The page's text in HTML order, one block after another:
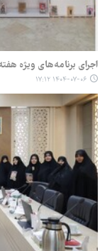
اجرای برنامه‌های ویژه
۱۴۰۴-۰۷-۰۶ ۱۷:۱۲